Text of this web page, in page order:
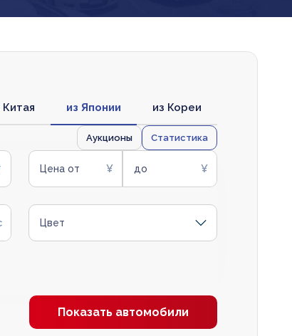
Китая из Японии из Кореи
Аукционы Статистика
Цена от до
Цвет
Показать автомобили